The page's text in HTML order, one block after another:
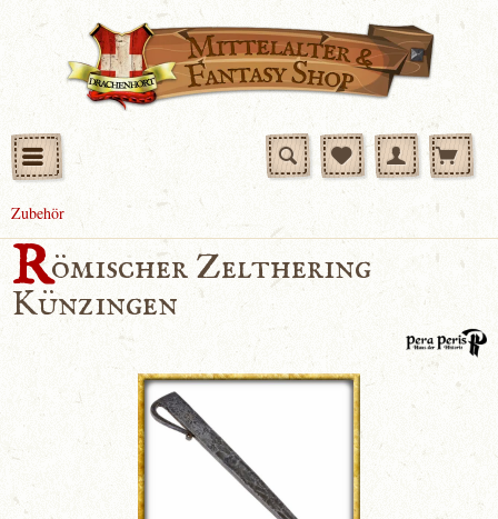
Zubehör
Römischer Zelthering
Künzingen